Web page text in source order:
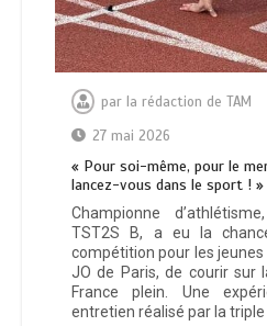
par la rédaction de TAM
27 mai 2026
« Pour soi-même, pour le
lancez-vous dans le sport ! »
Championne
TST2S B, a eu la
compétition pour les jeunes
JO de Paris, de courir sur
France plein. Une
entretien réalisé par la triple